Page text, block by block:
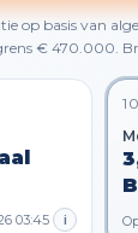
op basis van
€ 470.000.
03:45 i